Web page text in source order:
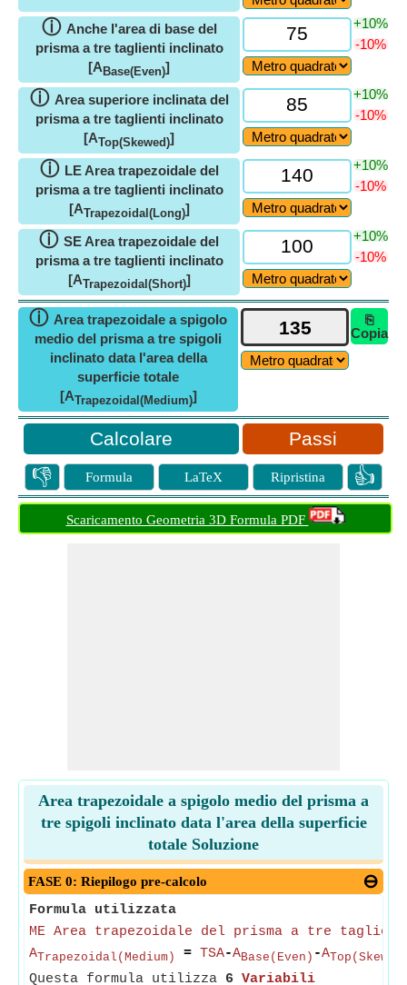
ⓘ Anche l'area di base del
prisma a tre taglienti inclinato
[A Base(Even)]
+10%
-10%
ⓘ Area superiore inclinata del
prisma a tre taglienti inclinato
[ATop(Skewed)]
+10%
-10%
ⓘ LE Area trapezoidale del
prisma a tre taglienti inclinato
[ATrapezoidal(Long)]
+10%
-10%
ⓘ SE Area trapezoidale del
prisma a tre taglienti inclinato
[ATrapezoidal(Short)]
+10%
-10%
ⓘ Area trapezoidale a spigolo
medio del prisma a tre spigoli
inclinato data l'area della
superficie totale
[ATrapezoidal(Medium)]
⎘
Copia
Passi
👎 Formula LaTeX Ripristina 👍
Scaricamento Geometria 3D Formula PDF
Area trapezoidale a spigolo medio del prisma a
tre spigoli inclinato data l'area della superficie
totale Soluzione
FASE 0: Riepilogo pre-calcolo
Formula utilizzata
ME Area trapezoidale del prisma a tre
A Trapezoidal(Medium) = TSA-ABase(Even) -A
Questa formula utilizza 6 Variabili